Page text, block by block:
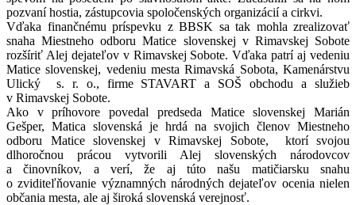
pozvaní hostia, zástupcovia spoločenských organizácií a cirkvi.
Vďaka finančnému príspevku z BBSK sa tak mohla zrealizovať
snaha Miestneho odboru Matice slovenskej v Rimavskej Sobote
rozšíriť Alej dejateľov v Rimavskej Sobote. Vďaka patrí aj vedeniu
Matice slovenskej, vedeniu mesta Rimavská Sobota, Kamenárstvu
Ulický s. r. o., firme STAVART a SOŠ obchodu a služieb
v Rimavskej Sobote.
Ako v príhovore povedal predseda Matice slovenskej Marián
Gešper, Matica slovenská je hrdá na svojich členov Miestneho
odboru Matice slovenskej v Rimavskej Sobote, ktorí svojou
dlhoročnou prácou vytvorili Alej slovenských národovcov
a činovníkov, a verí, že aj túto našu matičiarsku snahu
o zviditeľňovanie významných národných dejateľov ocenia nielen
občania mesta, ale aj široká slovenská verejnosť.